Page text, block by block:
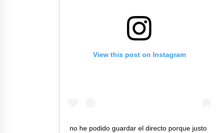
View this post on Instagram
no he podido guardar el directo porque justo